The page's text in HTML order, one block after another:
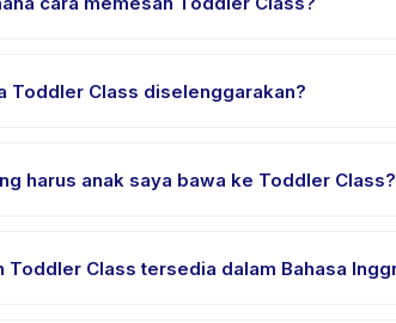
berhasil.
Toddler Class diselenggarakan?
harus anak saya bawa ke Toddler Class?
Toddler Class tersedia dalam Bahasa